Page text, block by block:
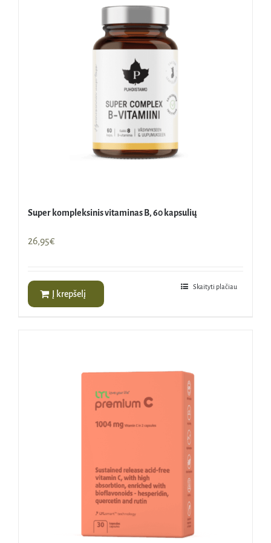
Super kompleksinis vitaminas B, 60 kapsulių
26,95€
Į krepšelį
Skaityti plačiau